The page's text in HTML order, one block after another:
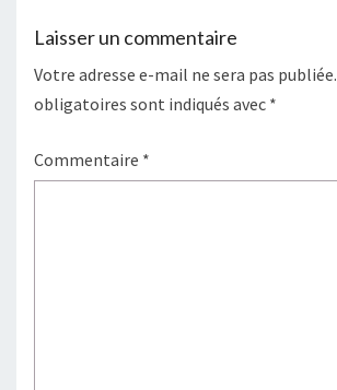
Laisser un commentaire
Votre adresse e-mail ne sera pas publiée.
obligatoires sont indiqués avec *
Commentaire *